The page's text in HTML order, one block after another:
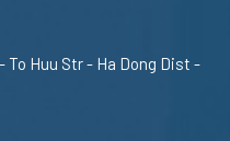
To Huu Str - Ha Dong Dist -